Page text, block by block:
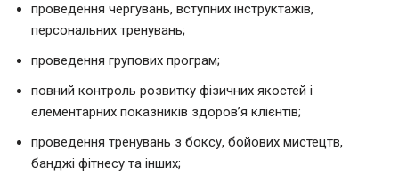
проведення чергувань, вступних інструктажів,
персональних тренувань;
проведення групових програм;
повний контроль розвитку фізичних якостей і
елементарних показників здоров’я клієнтів;
проведення тренувань з боксу, бойових мистецтв,
банджі фітнесу та інших;